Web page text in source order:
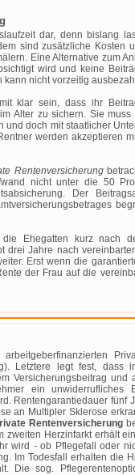
dar, denn bislang
sind zusätzliche Kosten
Eine Alternative zum
wird und keine
nicht vorzeitig
klar sein, dass ihr
Alter zu sichern. Sie
doch mit staatlicher
werden akzeptieren
Rentenversicherung
nicht unter die 50
Der
Ehegatten kurz nach
drei Jahre nach
Erst wenn die
der Frau auf die
Letztere legt fest,
Versicherungsbeitrag
ein
Rentengarantiedauer fünf
an Multipler Sklerose
Rentenversicherung
Herzinfarkt erhält
wird - ob Pflegefall oder
Im Todesfall erhalten die
Die sog.